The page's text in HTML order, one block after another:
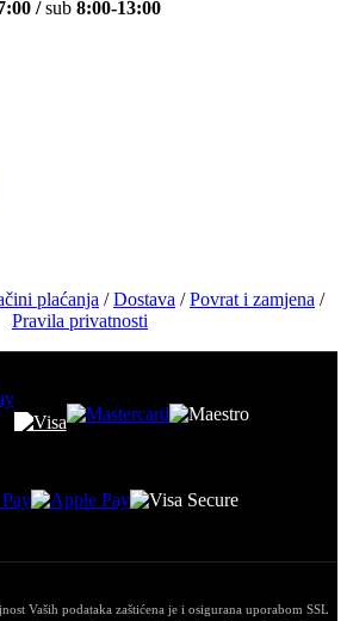
/sub 8:00-13:00
plaćanja /Dostava /Povrat i zamjena /
Pravila privatnosti
Vaših podataka zaštićena je i osigurana uporabom SSL